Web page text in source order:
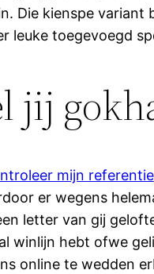
Die kienspe variant
leuke toegevoegd
jij
mijn referentie
er wegens
letter van gij
winlijn hebt ofwe
online te wedden